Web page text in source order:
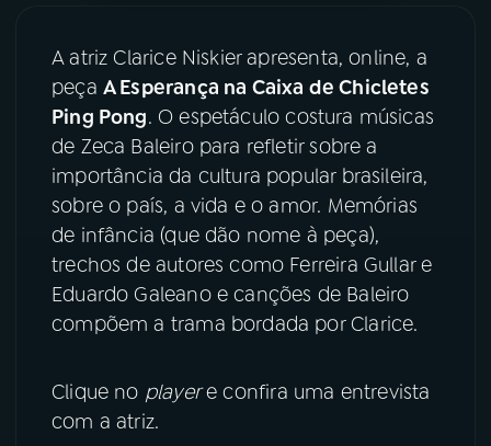
06VIDEOCASTS
07ÚLTIMAS
08PRÊMIO RÁDIO MEC
YouTube Facebook
Instagram X
A atriz Clarice Niskier apresenta, online, a
peça A Esperança na Caixa de Chicletes
Ping Pong. O espetáculo costura músicas
de Zeca Baleiro para refletir sobre a
importância da cultura popular brasileira,
sobre o país, a vida e o amor. Memórias
de infância (que dão nome à peça),
trechos de autores como Ferreira Gullar e
Eduardo Galeano e canções de Baleiro
compõem a trama bordada por Clarice.
Clique no playere confira uma entrevista
com a atriz.